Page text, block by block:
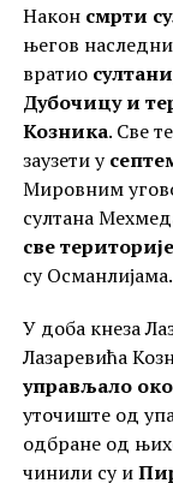
Након смрти
његов
вратио
Дубочицу и
Козника. Све
заузети у
Мировним
султана
све
су Османлијама.
У доба кнеза
Лазаревића
управљало
уточиште од
одбране од
чинили су и